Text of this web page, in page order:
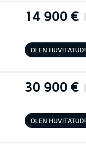
14 900 €
OLEN HUVITATUD!
30 900 €
OLEN HUVITATUD!